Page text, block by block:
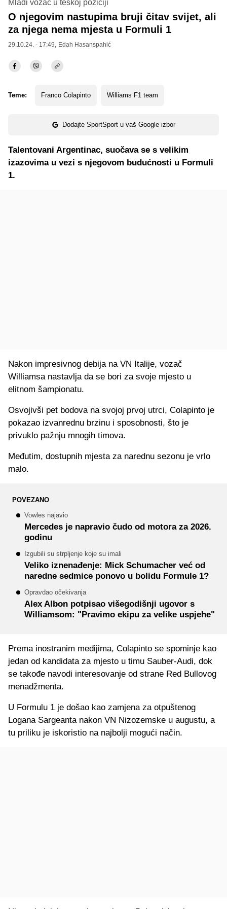
Mladi vozač u teškoj poziciji
O njegovim nastupima bruji čitav svijet, ali
za njega nema mjesta u Formuli 1
29.10.24. - 17:49, Edah Hasanspahić
Teme: Franco Colapinto Williams F1 team
Dodajte SportSport u vaš Google izbor
Talentovani Argentinac, suočava se s velikim
izazovima u vezi s njegovom budućnosti u Formuli
1.
Nakon impresivnog debija na VN Italije, vozač
Williamsa nastavlja da se bori za svoje mjesto u
elitnom šampionatu.
Osvojivši pet bodova na svojoj prvoj utrci, Colapinto je
pokazao izvanrednu brzinu i sposobnosti, što je
privuklo pažnju mnogih timova.
Međutim, dostupnih mjesta za narednu sezonu je vrlo
malo.
POVEZANO
Vowles najavio
Mercedes je napravio čudo od motora za 2026.
godinu
Izgubili su strpljenje koje su imali
Veliko iznenađenje: Mick Schumacher već od
naredne sedmice ponovo u bolidu Formule 1?
Opravdao očekivanja
Alex Albon potpisao višegodišnji ugovor s
Williamsom: "Pravimo ekipu za velike uspjehe"
Prema inostranim medijima, Colapinto se spominje kao
jedan od kandidata za mjesto u timu Sauber-Audi, dok
se takođe navodi interesovanje od strane Red Bullovog
menadžmenta.
U Formulu 1 je došao kao zamjena za otpuštenog
Logana Sargeanta nakon VN Nizozemske u augustu, a
tu priliku je iskoristio na najbolji mogući način.